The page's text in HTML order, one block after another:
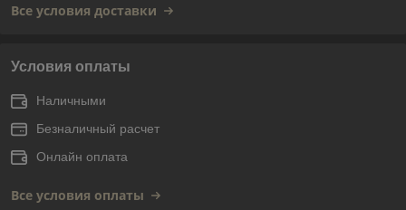
Все условия доставки
Условия оплаты
Наличными
Безналичный расчет
Онлайн оплата
Все условия оплаты